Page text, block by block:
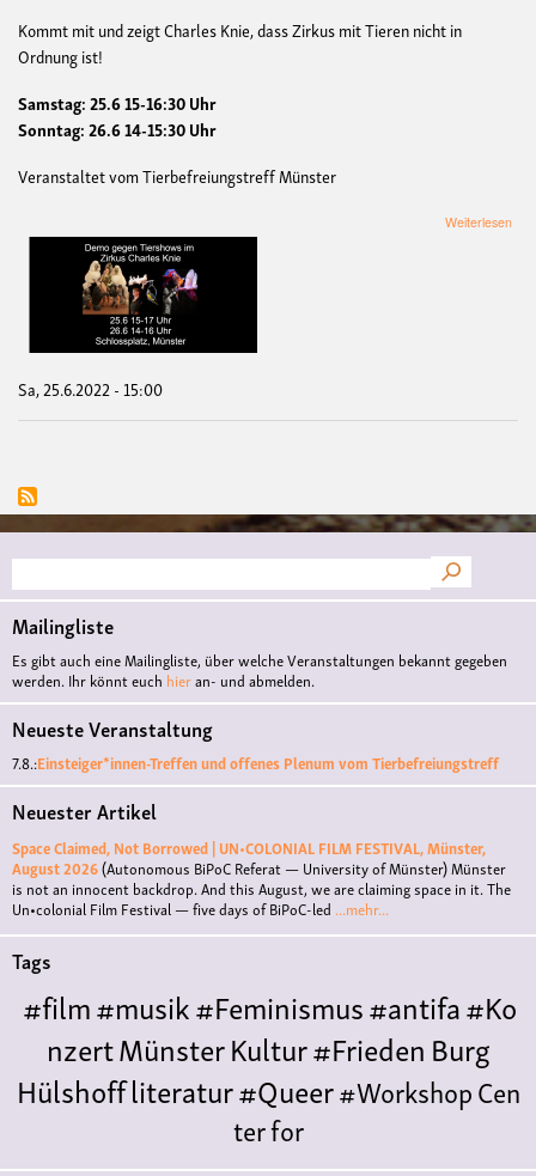
Kommt mit und zeigt Charles Knie, dass Zirkus mit Tieren nicht in
Ordnung ist!
Samstag: 25.6 15-16:30 Uhr
Sonntag: 26.6 14-15:30 Uhr
Veranstaltet vom Tierbefreiungstreff Münster
Weiterlesen
Sa, 25.6.2022 - 15:00
Suche
Mailingliste
Es gibt auch eine Mailingliste, über welche Veranstaltungen bekannt gegeben
werden. Ihr könnt euch hieran- und abmelden.
Neueste Veranstaltung
7.8.:Einsteiger*innen-Treffen und offenes Plenum vom Tierbefreiungstreff
Neuester Artikel
Space Claimed, Not Borrowed | UN•COLONIAL FILM FESTIVAL, Münster,
August 2026(Autonomous BiPoC Referat — University of Münster)Münster
is not an innocent backdrop. And this August, we are claiming space in it. The
Un•colonial Film Festival — five days of BiPoC-led ...mehr...
Tags
#film#musik#Feminismus#antifa#Ko
nzertMünsterKultur#FriedenBurg
Hülshoffliteratur#Queer#WorkshopCen
ter for